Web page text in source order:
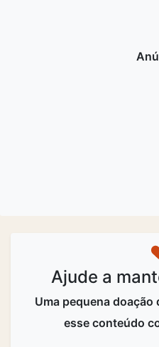
Ajude a
Uma pequena doação
esse conteúdo